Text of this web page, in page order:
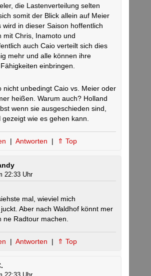
die Lastenverteilung selten
somit der Blick allein auf Meier
wird in dieser Saison hoffentlich
mit Chris, Inamoto und
auch Caio verteilt sich dies
mehr und alle können ihre
einbringen.
nicht unbedingt Caio vs. Meier oder
heißen. Warum auch? Holland
wenn sie ausgeschieden sind,
wie es gehen kann.
| Antworten | ⇑ Top
22:33 Uhr
mal, wieviel mich
Aber nach Waldhof könnt mer
ne Radtour machen.
| Antworten | ⇑ Top